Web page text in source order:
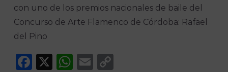
con uno de los premios nacionales de baile del
Concurso de Arte Flamenco de Córdoba: Rafael
del Pino
Facebook
X WhatsApp
Email